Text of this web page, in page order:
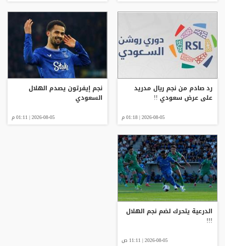
رد صادم من نجم ريال مدريد
على عرض سعودي !!
2026-08-05 | 01:18 م
نجم إيفرتون يصدم الهلال
السعودي
2026-08-05 | 01:11 م
الدرعية يتحرك لضم نجم الهلال
!!!
2026-08-05 | 11:11 ص